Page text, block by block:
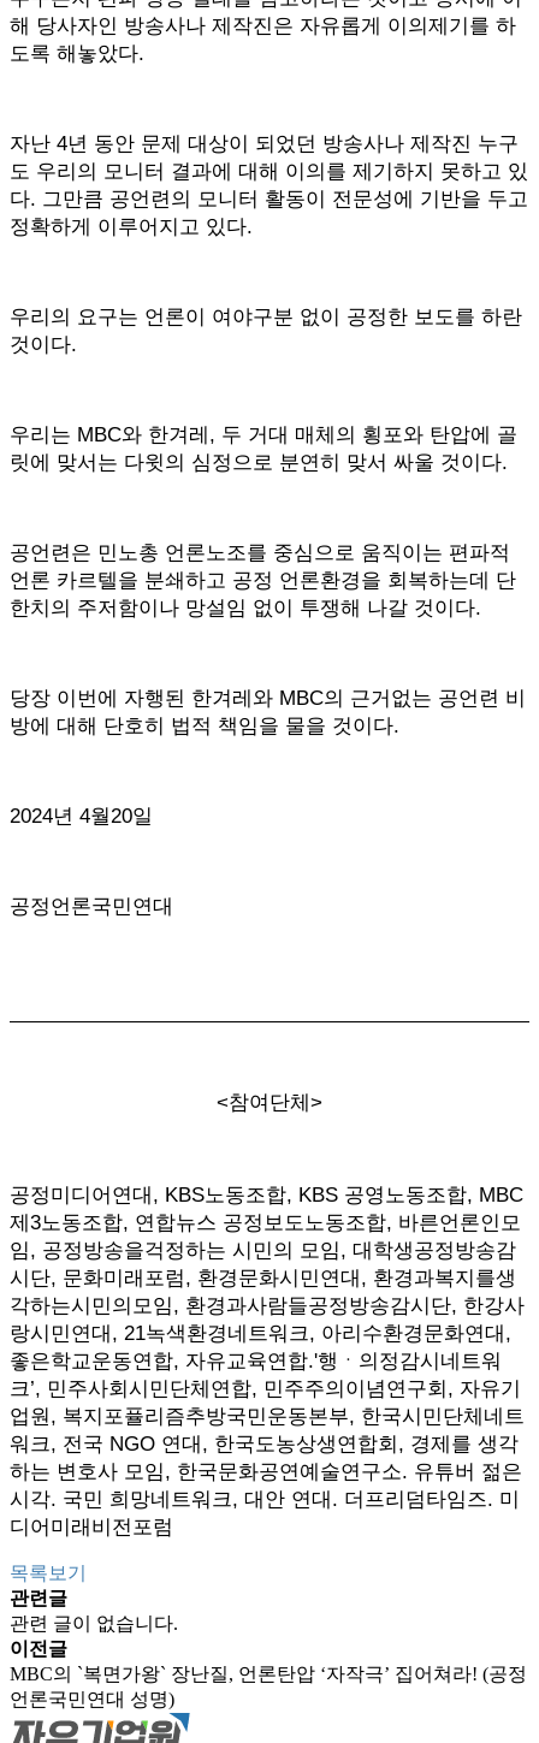
해 당사자인 방송사나 제작진은 자유롭게 이의제기를 하
도록 해놓았다.
자난 4년 동안 문제 대상이 되었던 방송사나 제작진 누구
도 우리의 모니터 결과에 대해 이의를 제기하지 못하고 있
다. 그만큼 공언련의 모니터 활동이 전문성에 기반을 두고
정확하게 이루어지고 있다.
우리의 요구는 언론이 여야구분 없이 공정한 보도를 하란
것이다.
우리는 MBC와 한겨레, 두 거대 매체의 횡포와 탄압에 골
릿에 맞서는 다윗의 심정으로 분연히 맞서 싸울 것이다.
공언련은 민노총 언론노조를 중심으로 움직이는 편파적
언론 카르텔을 분쇄하고 공정 언론환경을 회복하는데 단
한치의 주저함이나 망설임 없이 투쟁해 나갈 것이다.
당장 이번에 자행된 한겨레와 MBC의 근거없는 공언련 비
방에 대해 단호히 법적 책임을 물을 것이다.
2024년 4월20일
공정언론국민연대
<참여단체>
공정미디어연대, KBS노동조합, KBS 공영노동조합, MBC
제3노동조합, 연합뉴스 공정보도노동조합, 바른언론인모
임, 공정방송을걱정하는 시민의 모임, 대학생공정방송감
시단, 문화미래포럼, 환경문화시민연대, 환경과복지를생
각하는시민의모임, 환경과사람들공정방송감시단, 한강사
랑시민연대, 21녹색환경네트워크, 아리수환경문화연대,
좋은학교운동연합, 자유교육연합.'행ㆍ의정감시네트워
크’, 민주사회시민단체연합, 민주주의이념연구회, 자유기
업원, 복지포퓰리즘추방국민운동본부, 한국시민단체네트
워크, 전국 NGO 연대, 한국도농상생연합회, 경제를 생각
하는 변호사 모임, 한국문화공연예술연구소. 유튜버 젊은
시각. 국민 희망네트워크, 대안 연대. 더프리덤타임즈. 미
디어미래비전포럼
목록보기
관련글
관련 글이 없습니다.
이전글
MBC의 `복면가왕` 장난질, 언론탄압 ‘자작극’ 집어쳐라! (공정
언론국민연대 성명)